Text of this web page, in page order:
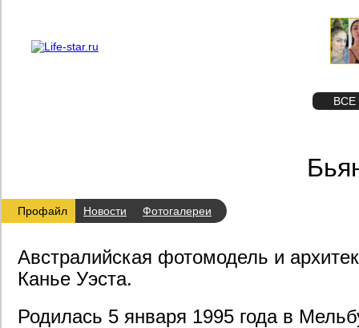
ВСЕ
Профайл Новости Фотогалереи
Австралийская фотомодель и
Канье Уэста.
Родилась 5 января 1995 года в